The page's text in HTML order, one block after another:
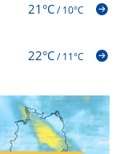
21°C/10°C
22°C/11°C